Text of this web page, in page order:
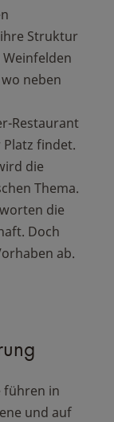
Struktur
neben
Restaurant
Platz findet.
die
Thema.
die
Doch
ab.
führen in
und auf